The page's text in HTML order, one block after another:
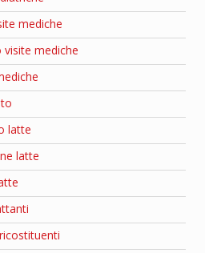
mediche
visite mediche
latte
latte